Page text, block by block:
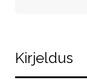
Kirjeldus